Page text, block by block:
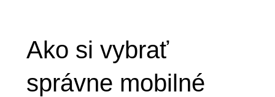
Ako si vybrať
správne mobilné